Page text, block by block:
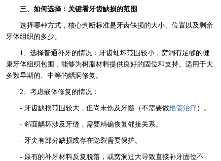
三、如何选择：关键看牙齿缺损的范围
选择哪种方式，核心判断标准是牙齿缺损的大小、位置以及剩余
牙体组织的多少。
1、选择普通补牙的情况：牙齿蛀坏范围较小，窝洞有足够的健
康牙体组织包围，能够为树脂材料提供良好的固位和支持。适用于大
多数早期的、中等的龋洞修复。
2、考虑嵌体修复的情况：
- 牙齿缺损范围较大，但尚未伤及牙髓（不需要做根管治疗 ）。
- 邻面龋坏涉及牙缝，需要精确恢复邻接关系。
- 牙尖有部分缺损或存在隐裂需要保护。
- 原有的补牙材料反复脱落，或窝洞过大导致直接补牙固位不